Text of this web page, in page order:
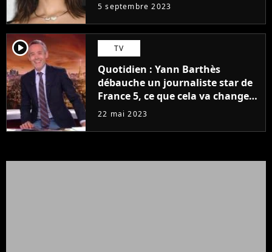
5 septembre 2023
player2 TV
Quotidien : Yann Barthès
débauche un journaliste star de
France 5, ce que cela va changer
à la rentrée
22 mai 2023